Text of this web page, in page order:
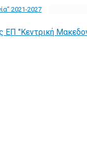
2021-2027
ΕΠ "Κεντρική